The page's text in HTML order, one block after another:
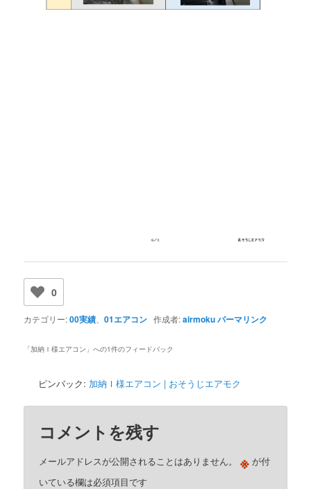
0
カテゴリー:00実績 、01エアコン 作成者:airmokuパーマリンク
「加納Ｉ様エアコン 」への1件のフィードバック
ピンバック: 加納Ｉ様エアコン | おそうじエアモク
コメントを残す
メールアドレスが公開されることはありません。 ※ が付
いている欄は必須項目です